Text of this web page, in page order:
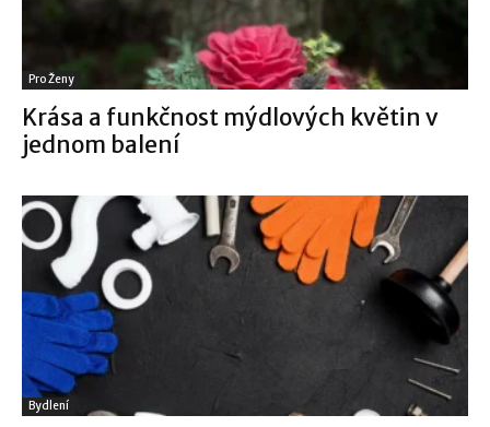
Pro Ženy
Krása a funkčnost mýdlových květin v
jednom balení
Bydlení